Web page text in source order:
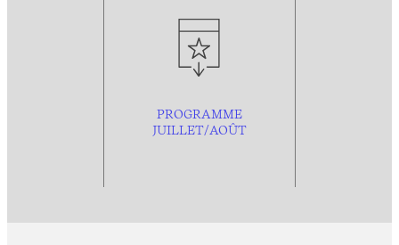
PROGRAMME
JUILLET/AOÛT